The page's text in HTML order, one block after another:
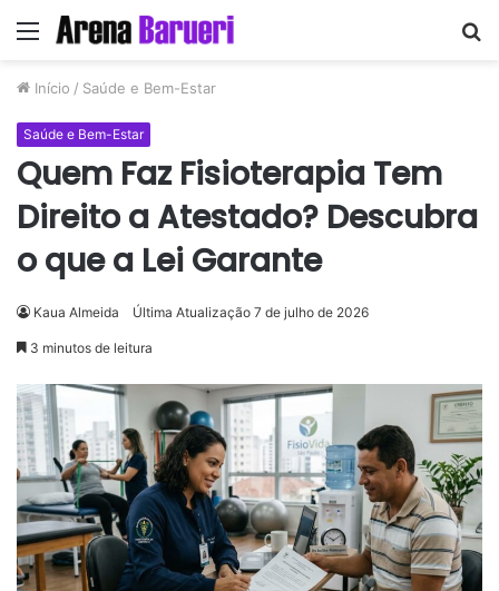
Menu
Início / Saúde e Bem-Estar
Saúde e Bem-Estar
Quem Faz Fisioterapia Tem
Direito a Atestado? Descubra
o que a Lei Garante
Kaua Almeida Última Atualização 7 de julho de 2026
3 minutos de leitura